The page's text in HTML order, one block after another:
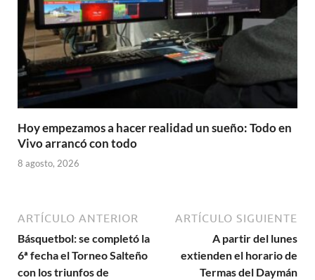
Hoy empezamos a hacer realidad un sueño: Todo en
Vivo arrancó con todo
8 agosto, 2026
ARTÍCULO ANTERIOR
Básquetbol: se completó la
6ª fecha el Torneo Salteño
con los triunfos de
ARTÍCULO SIGUIENTE
A partir del lunes
extienden el horario de
Termas del Daymán